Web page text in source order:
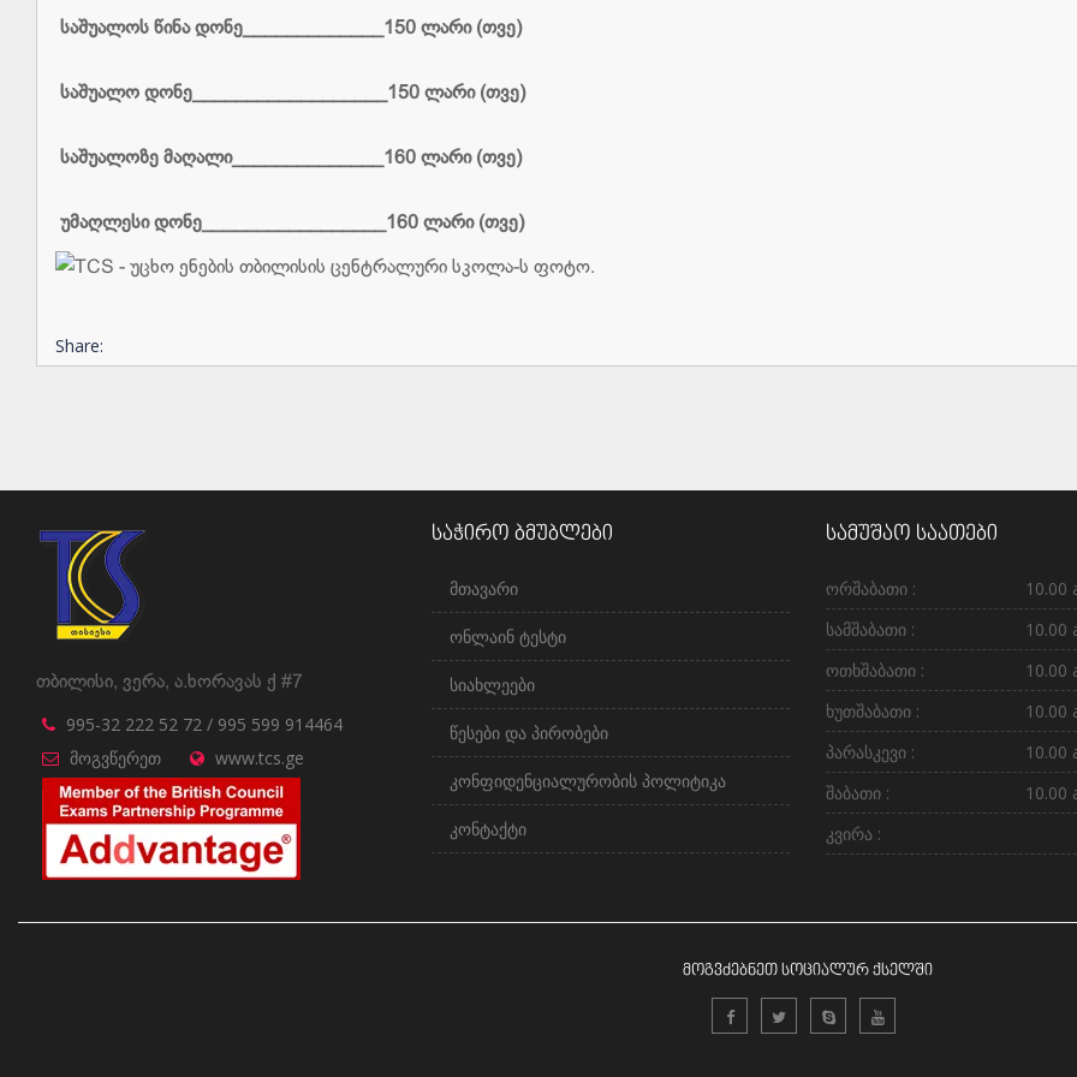
საშუალოს წინა დონე_____________150 ლარი (თვე)
საშუალო დონე__________________150 ლარი (თვე)
საშუალოზე მაღალი______________160 ლარი (თვე)
უმაღლესი დონე_________________160 ლარი (თვე)
Share:
თბილისი, ვერა, ა.ხორავას ქ #7
995-32 222 52 72 / 995 599 914464
მოგვწერეთ
www.tcs.ge
საჭირო ბმუბლები
მთავარი
ონლაინ ტესტი
სიახლეები
წესები და პირობები
კონფიდენციალურობის პოლიტიკა
კონტაქტი
სამუშაო საათები
ორშაბათი :
10.00
სამშაბათი :
10.00
ოთხშაბათი :
10.00
ხუთშაბათი :
10.00
პარასკევი :
10.00
შაბათი :
10.00
კვირა :
მოგვძებნეთ სოციალურ ქსელში